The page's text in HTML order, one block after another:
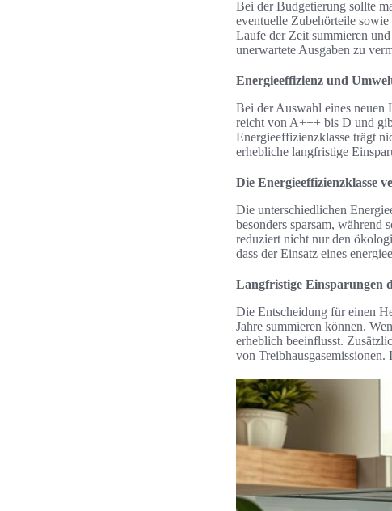
Bei der Budgetierung sollte
eventuelle Zubehörteile
Laufe der Zeit summieren
unerwartete Ausgaben zu
Energieeffizienz und
Bei der Auswahl eines neuen
reicht von A+++ bis D und
Energieeffizienzklasse trägt
erhebliche langfristige
Die Energieeffizienzklasse
Die unterschiedlichen
besonders sparsam, während
reduziert nicht nur den
dass der Einsatz eines
Langfristige Einsparungen
Die Entscheidung für einen
Jahre summieren können.
erheblich beeinflusst.
von